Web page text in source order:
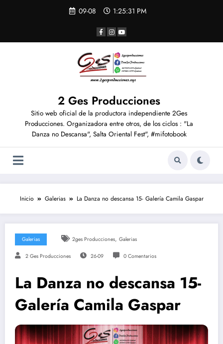
09-08 1:25:31 PM
2 Ges Producciones
Sitio web oficial de la productora independiente 2Ges
Producciones. Organizadora entre otros, de los ciclos : "La
Danza no Descansa", Salta Oriental Fest", #mifotobook
Inicio Galerias La Danza no descansa 15- Galería Camila Gaspar
Galerias 2ges Producciones, Galerias
2 Ges Producciones 26-09 0 Comentarios
La Danza no descansa 15-
Galería Camila Gaspar